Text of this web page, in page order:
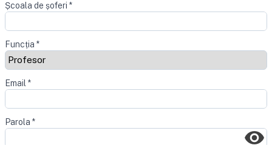
Școala de șoferi *
Funcția *
Email *
Parola *